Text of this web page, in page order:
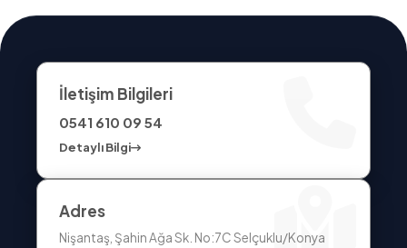
İletişim Bilgileri
0541 610 09 54
Detaylı Bilgi
Adres
Nişantaş, Şahin Ağa Sk. No:7C Selçuklu/Konya